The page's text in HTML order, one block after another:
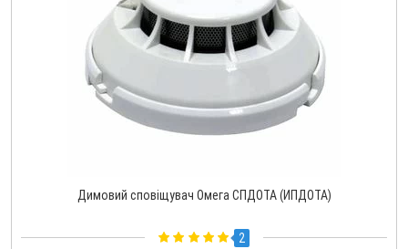
Димовий сповіщувач Омега СПДОТА (ИПДОТА)
2